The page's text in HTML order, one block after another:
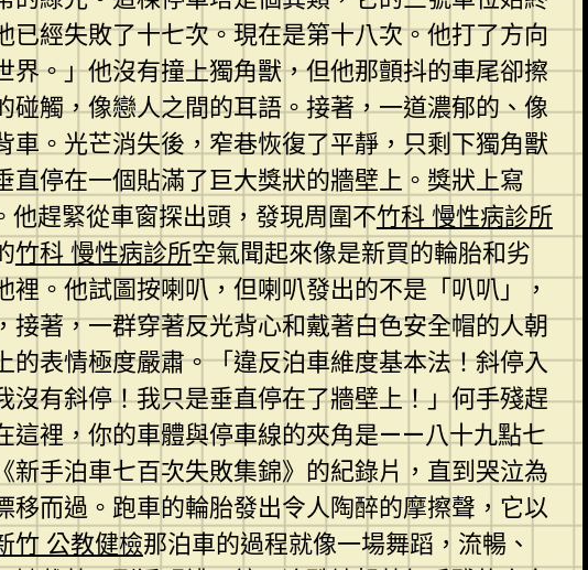
經失敗了十七次。現在是第十八次。他打了方向
。」他沒有撞上獨角獸，但他那顫抖的車尾卻擦
觸，像戀人之間的耳語。接著，一道濃郁的、像
。光芒消失後，窄巷恢復了平靜，只剩下獨角獸
停在一個貼滿了巨大獎狀的牆壁上。獎狀上寫
趕緊從車窗探出頭，發現周圍不竹科 慢性病診所
竹科 慢性病診所空氣聞起來像是新買的輪胎和劣
。他試圖按喇叭，但喇叭發出的不是「叭叭」，
著，一群穿著反光背心和戴著白色安全帽的人朝
表情極度嚴肅。「違反泊車維度基本法！斜停入
有斜停！我只是垂直停在了牆壁上！」何手殘趕
這裡，你的車體與停車線的夾角是——八十九點七
手泊車七百次失敗集錦》的紀錄片，直到哭泣為
而過。跑車的輪胎發出令人陶醉的摩擦聲，它以
竹 公教健檢那泊車的過程就像一場舞蹈，流暢、